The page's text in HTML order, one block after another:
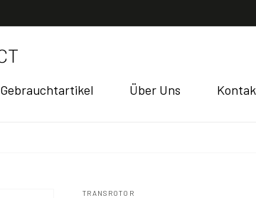
Gebrauchtartikel Über Uns
TRANSROTOR